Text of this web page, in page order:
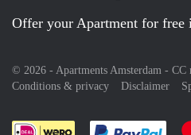
Offer your Apartment for free
© 2026 - Apartments Amsterdam - CC
Conditions & privacy
Disclaimer